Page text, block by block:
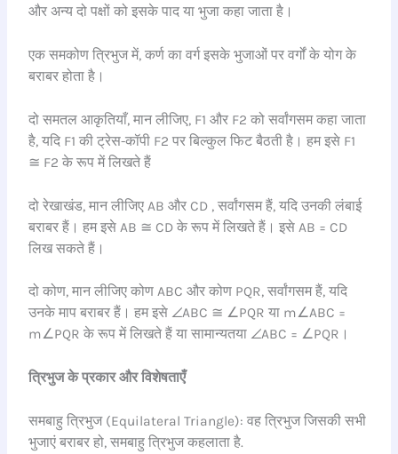
और अन्य दो पक्षों को इसके पाद या भुजा कहा जाता है।
एक समकोण त्रिभुज में, कर्ण का वर्ग इसके भुजाओं पर वर्गों के योग के
बराबर होता है।
दो समतल आकृतियाँ, मान लीजिए, F1 और F2 को सर्वांगसम कहा जाता
है, यदि F1 की ट्रेस-कॉपी F2 पर बिल्कुल फिट बैठती है। हम इसे F1
≅ F2 के रूप में लिखते हैं
दो रेखाखंड, मान लीजिए AB और CD , सर्वांगसम हैं, यदि उनकी लंबाई
बराबर हैं। हम इसे AB ≅ CD के रूप में लिखते हैं। इसे AB = CD
लिख सकते हैं।
दो कोण, मान लीजिए कोण ABC और कोण PQR, सर्वांगसम हैं, यदि
उनके माप बराबर हैं। हम इसे ∠ABC ≅ ∠PQR या m∠ABC =
m∠PQR के रूप में लिखते हैं या सामान्यतया ∠ABC = ∠PQR।
त्रिभुज के प्रकार और विशेषताएँ
समबाहु त्रिभुज (Equilateral Triangle): वह त्रिभुज जिसकी सभी
भुजाएं बराबर हो, समबाहु त्रिभुज कहलाता है.